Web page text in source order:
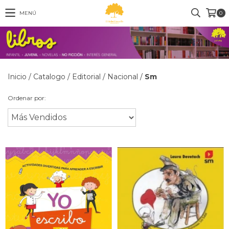
MENÚ 0
Inicio / Catalogo / Editorial / Nacional / Sm
Ordenar por: